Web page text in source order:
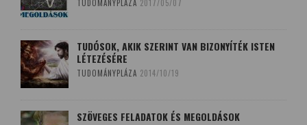
TUDOMÁNYPLÁZA 2017/05/07
TUDÓSOK, AKIK SZERINT VAN BIZONYÍTÉK ISTEN
LÉTEZÉSÉRE
TUDOMÁNYPLÁZA 2014/10/19
SZÖVEGES FELADATOK ÉS MEGOLDÁSOK